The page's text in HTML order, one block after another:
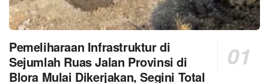
Pemeliharaan Infrastruktur di
Sejumlah Ruas Jalan Provinsi di
Blora Mulai Dikerjakan, Segini Total